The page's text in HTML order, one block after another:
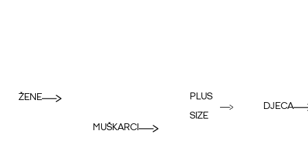
ŽENE
MUŠKARCI
PLUS
SIZE
DJECA